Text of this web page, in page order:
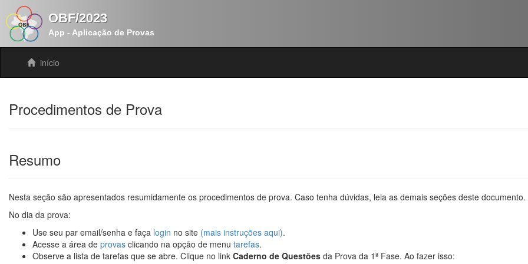
OBF/2023
App - Aplicação de Provas
início
Procedimentos de Prova
Resumo
Nesta seção são apresentados resumidamente os procedimentos de prova. Caso tenha dúvidas, leia as demais seções deste documento.
No dia da prova:
Use seu par email/senha e faça login no site (mais instruções aqui).
Acesse a área de provas clicando na opção de menu tarefas.
Observe a lista de tarefas que se abre. Clique no link Caderno de Questões da Prova da 1ª Fase. Ao fazer isso: